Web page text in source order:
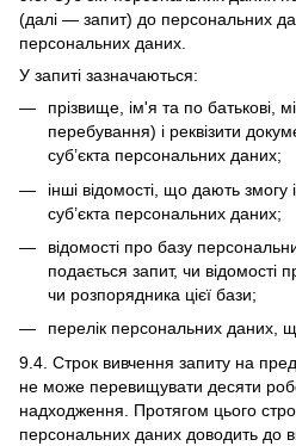
(далі — запит) до персональних
персональних даних.
У запиті зазначаються:
прізвище, ім'я та по батькові,
перебування) і реквізити
суб’єкта персональних даних;
інші відомості, що дають змогу
суб’єкта персональних даних;
відомості про базу
подається запит, чи відомості
чи розпорядника цієї бази;
перелік персональних даних,
9.4. Строк вивчення запиту на
не може перевищувати десяти
надходження. Протягом цього
персональних даних доводить до